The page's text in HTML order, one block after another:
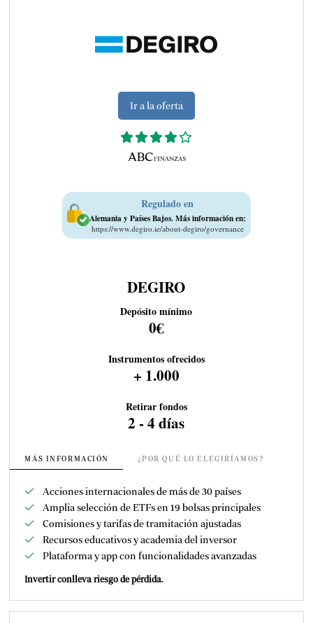
Ir a la oferta
Regulado en
Alemania y Países Bajos. Más información en:
https://www.degiro.ie/about-degiro/governance
DEGIRO
Depósito mínimo
0€
Instrumentos ofrecidos
+ 1.000
Retirar fondos
2 - 4 días
MÁS INFORMACIÓN ¿POR QUÉ LO ELEGIRÍAMOS?
Acciones internacionales de más de 30 países
Amplia selección de ETFs en 19 bolsas principales
Comisiones y tarifas de tramitación ajustadas
Recursos educativos y academia del inversor
Plataforma y app con funcionalidades avanzadas
Invertir conlleva riesgo de pérdida.